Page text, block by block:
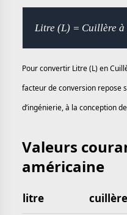
Litre (L) = Cuillère à
Pour convertir Litre (L) en
facteur de conversion repose
d’ingénierie, à la conception
Valeurs
américaine
litre